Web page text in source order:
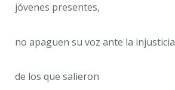
jóvenes presentes,
no apaguen su voz ante la injusticia
de los que salieron